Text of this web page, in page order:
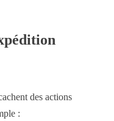
des actions
: